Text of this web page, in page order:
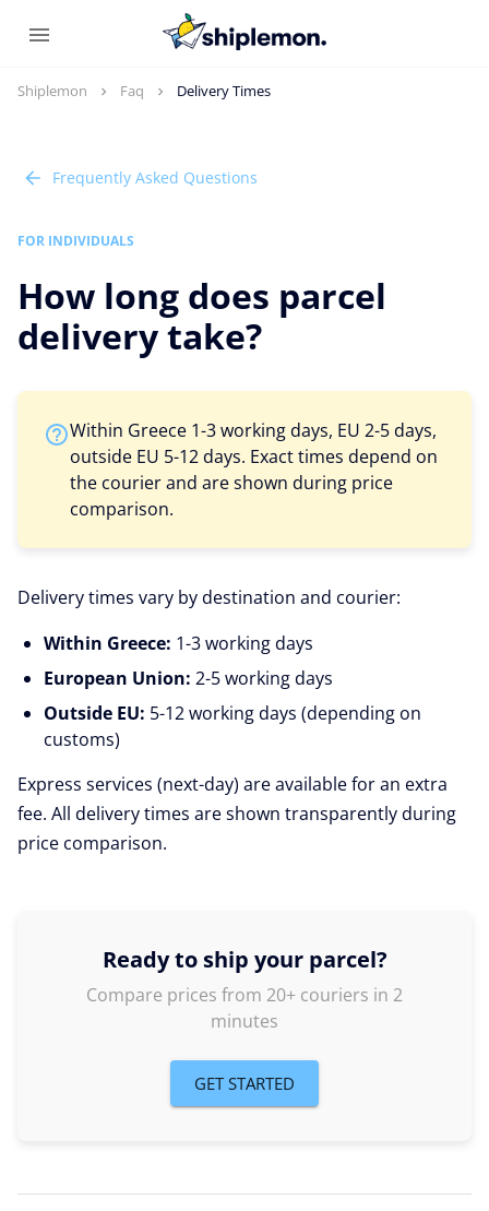
Shiplemon Faq Delivery Times
Frequently Asked Questions
FOR INDIVIDUALS
How long does parcel
delivery take?
Within Greece 1-3 working days, EU 2-5 days,
outside EU 5-12 days. Exact times depend on
the courier and are shown during price
comparison.
Delivery times vary by destination and courier:
Within Greece: 1-3 working days
European Union: 2-5 working days
Outside EU: 5-12 working days (depending on
customs)
Express services (next-day) are available for an extra
fee. All delivery times are shown transparently during
price comparison.
Ready to ship your parcel?
Compare prices from 20+ couriers in 2
minutes
GET STARTED